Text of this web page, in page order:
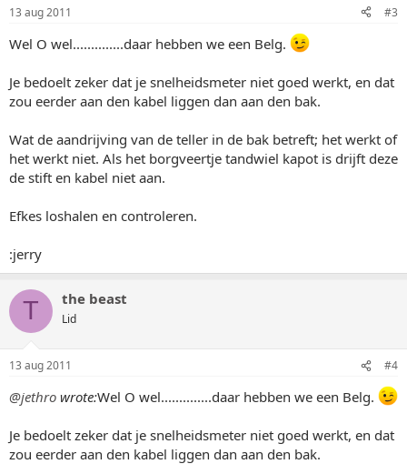
13 aug 2011 #3
Wel O wel..............daar hebben we een Belg.
Je bedoelt zeker dat je snelheidsmeter niet goed werkt, en dat
zou eerder aan den kabel liggen dan aan den bak.
Wat de aandrijving van de teller in de bak betreft; het werkt of
het werkt niet. Als het borgveertje tandwiel kapot is drijft deze
de stift en kabel niet aan.
Efkes loshalen en controleren.
:jerry
T the beast
Lid
13 aug 2011 #4
@jethro wrote:Wel O wel..............daar hebben we een Belg.
Je bedoelt zeker dat je snelheidsmeter niet goed werkt, en dat
zou eerder aan den kabel liggen dan aan den bak.